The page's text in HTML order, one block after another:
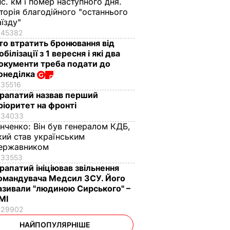
благодійного "останнього
45382
втратить бронювання від
з 1 вересня і які два
треба подати до
35516
назвав перший
на фронті
34033
Він був генералом КДБ,
став українським
33553
ініціював звільнення
Медсил ЗСУ. Його
"людиною Сирського" –
29902
НАЙПОПУЛЯРНІШЕ